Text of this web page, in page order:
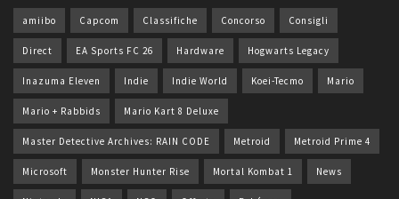
amiibo Capcom Classifiche Concorso Consigli
Direct EA Sports FC 26 Hardware Hogwarts Legacy
Inazuma Eleven Indie Indie World Koei-Tecmo Mario
Mario + Rabbids Mario Kart 8 Deluxe
Master Detective Archives: RAIN CODE Metroid Metroid Prime 4
Microsoft Monster Hunter Rise Mortal Kombat 1 News